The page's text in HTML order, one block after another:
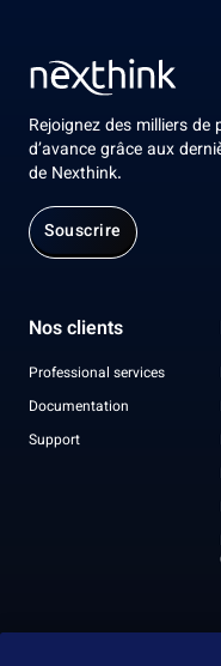
Rejoignez des milliers
d’avance grâce aux
de Nexthink.
Souscrire
Nos clients
Professional services
Documentation